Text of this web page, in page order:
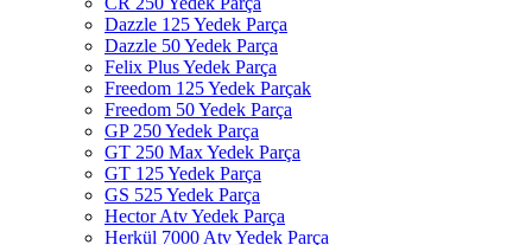
Dazzle 125 Yedek Parça
Dazzle 50 Yedek Parça
Felix Plus Yedek Parça
Freedom 125 Yedek Parçak
Freedom 50 Yedek Parça
GP 250 Yedek Parça
GT 250 Max Yedek Parça
GT 125 Yedek Parça
GS 525 Yedek Parça
Hector Atv Yedek Parça
Herkül 7000 Atv Yedek Parça